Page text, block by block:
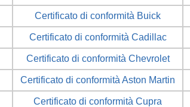
Certificato di conformità Buick
Certificato di conformità Cadillac
Certificato di conformità Chevrolet
Certificato di conformità Aston Martin
Certificato di conformità Cupra